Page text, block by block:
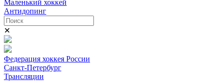
Маленький хоккей
Антидопинг
✕
Федерация хоккея России
Санкт-Петербург
Трансляции